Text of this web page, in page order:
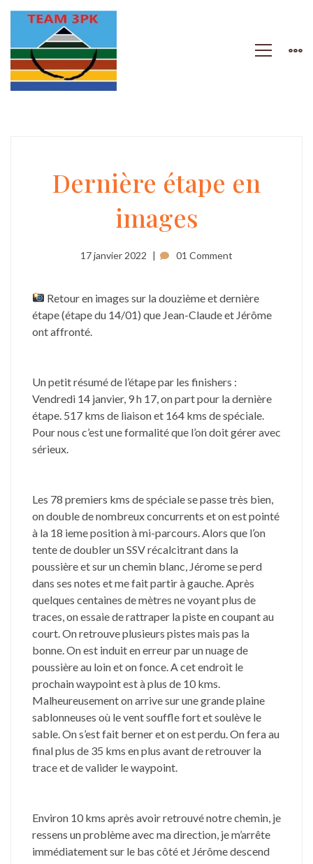
Dernière
étape
images
Dernière étape en
images
17 janvier 2022 01 Comment
Retour en images sur la douzième et dernière
étape (étape du 14/01) que Jean-Claude et Jérôme
ont affronté.
Un petit résumé de l’étape par les finishers :
Vendredi 14 janvier, 9 h 17, on part pour la dernière
étape. 517 kms de liaison et 164 kms de spéciale.
Pour nous c’est une formalité que l’on doit gérer avec
sérieux.
Les 78 premiers kms de spéciale se passe très bien,
on double de nombreux concurrents et on est pointé
à la 18 ieme position à mi-parcours. Alors que l’on
tente de doubler un SSV récalcitrant dans la
poussière et sur un chemin blanc, Jérome se perd
dans ses notes et me fait partir à gauche. Après
quelques centaines de mètres ne voyant plus de
traces, on essaie de rattraper la piste en coupant au
court. On retrouve plusieurs pistes mais pas la
bonne. On est induit en erreur par un nuage de
poussière au loin et on fonce. A cet endroit le
prochain waypoint est à plus de 10 kms.
Malheureusement on arrive sur une grande plaine
sablonneuses où le vent souffle fort et soulève le
sable. On s’est fait berner et on est perdu. On fera au
final plus de 35 kms en plus avant de retrouver la
trace et de valider le waypoint.
Environ 10 kms après avoir retrouvé notre chemin, je
ressens un problème avec ma direction, je m’arrête
immédiatement sur le bas côté et Jérôme descend